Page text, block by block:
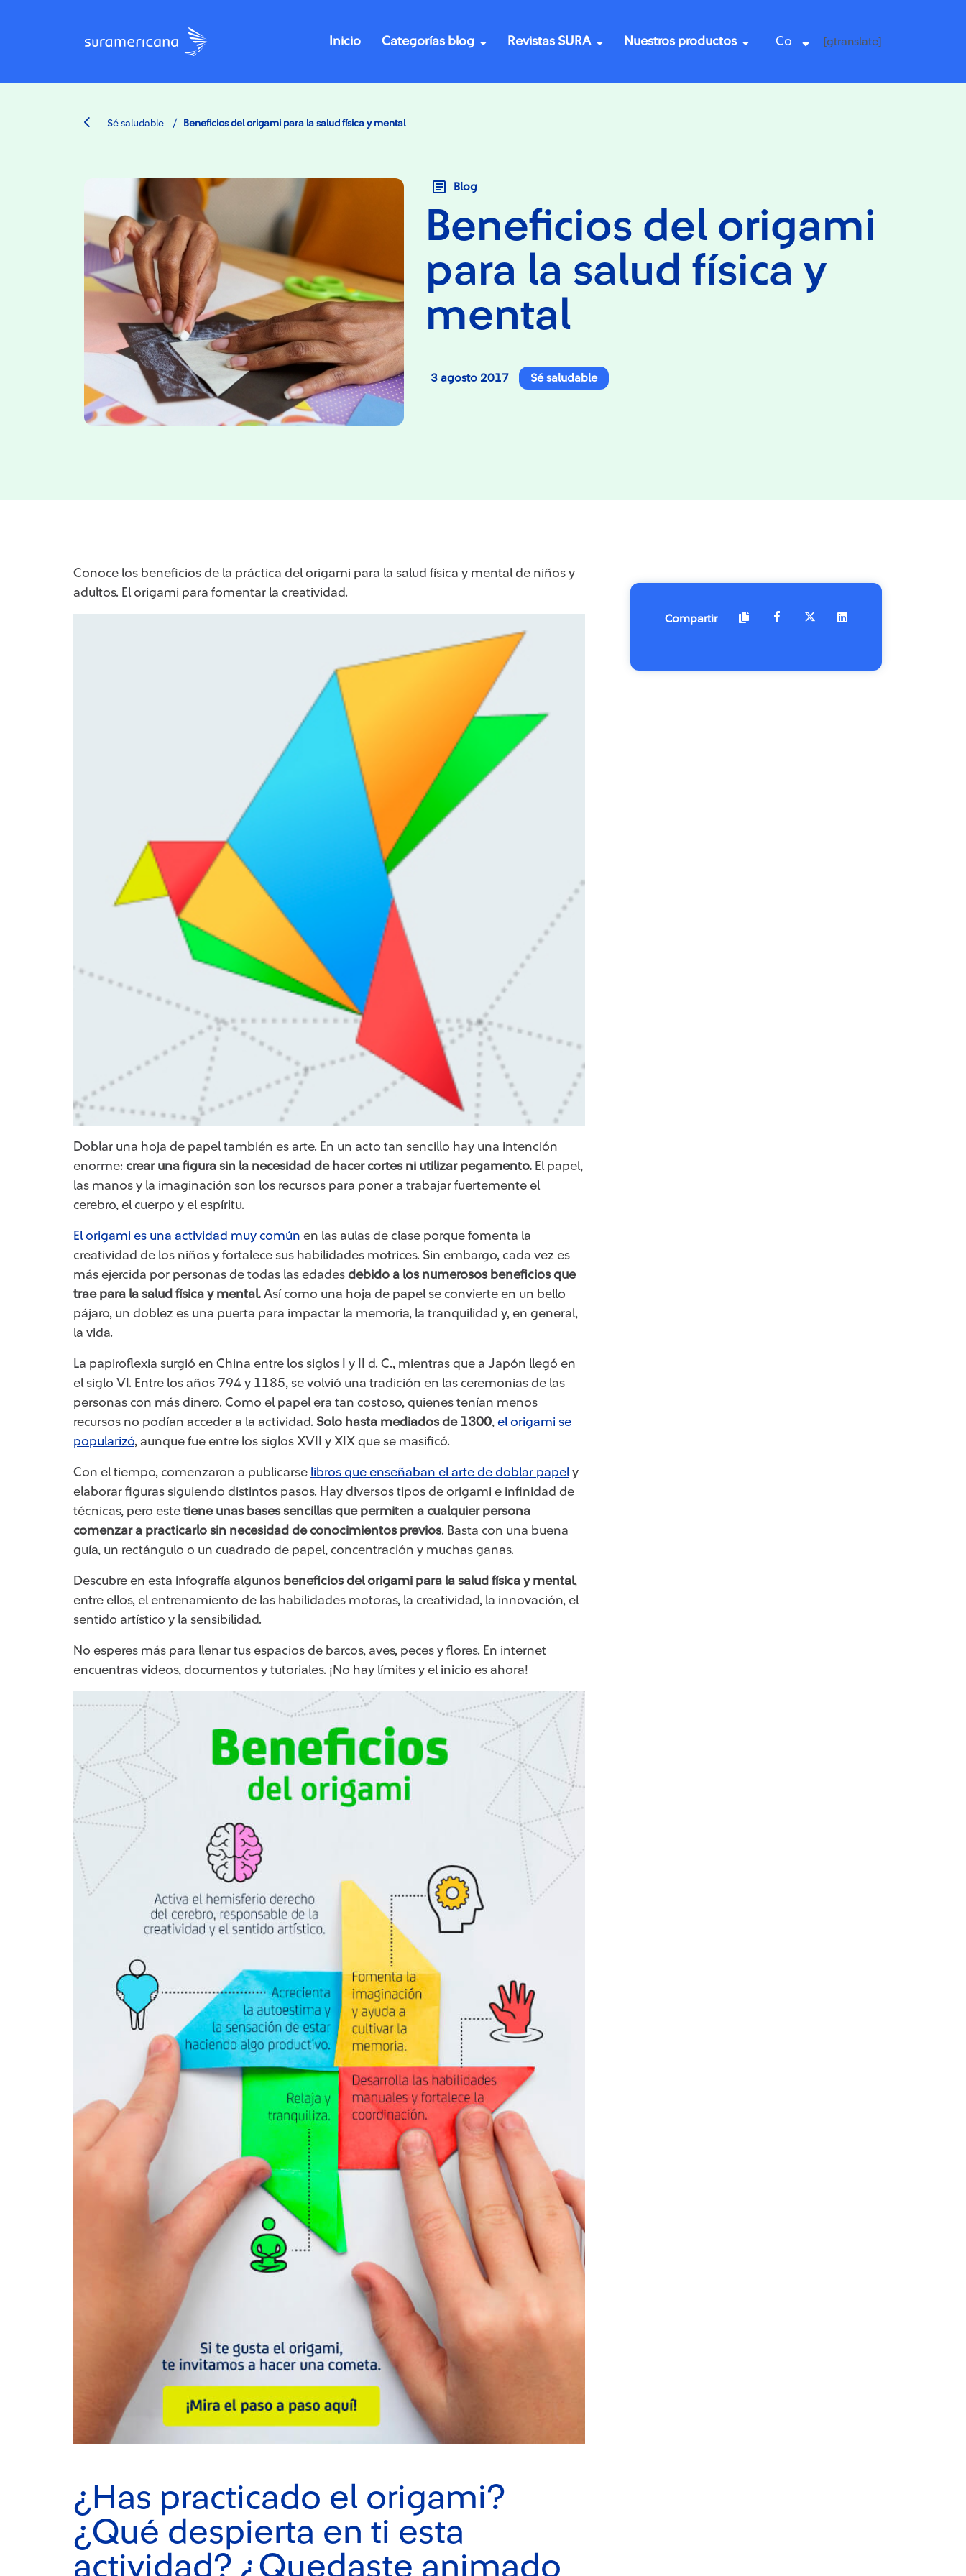
Inicio Categorías blog Revistas SURA Nuestros productos Co [gtranslate]
Sé saludable / Beneficios del origami para la salud física y mental
Blog
Beneficios del origami
para la salud física y
mental
3 agosto 2017 Sé saludable
Conoce los beneficios de la práctica del origami para la salud física y mental de niños y
adultos. El origami para fomentar la creatividad.
Doblar una hoja de papel también es arte. En un acto tan sencillo hay una intención
enorme: crear una figura sin la necesidad de hacer cortes ni utilizar pegamento. El papel,
las manos y la imaginación son los recursos para poner a trabajar fuertemente el
cerebro, el cuerpo y el espíritu.
El origami es una actividad muy común en las aulas de clase porque fomenta la
creatividad de los niños y fortalece sus habilidades motrices. Sin embargo, cada vez es
más ejercida por personas de todas las edades debido a los numerosos beneficios que
trae para la salud física y mental. Así como una hoja de papel se convierte en un bello
pájaro, un doblez es una puerta para impactar la memoria, la tranquilidad y, en general,
la vida.
La papiroflexia surgió en China entre los siglos I y II d. C., mientras que a Japón llegó en
el siglo VI. Entre los años 794 y 1185, se volvió una tradición en las ceremonias de las
personas con más dinero. Como el papel era tan costoso, quienes tenían menos
recursos no podían acceder a la actividad. Solo hasta mediados de 1300, el origami se
popularizó, aunque fue entre los siglos XVII y XIX que se masificó.
Con el tiempo, comenzaron a publicarse libros que enseñaban el arte de doblar papel y
elaborar figuras siguiendo distintos pasos. Hay diversos tipos de origami e infinidad de
técnicas, pero este tiene unas bases sencillas que permiten a cualquier persona
comenzar a practicarlo sin necesidad de conocimientos previos. Basta con una buena
guía, un rectángulo o un cuadrado de papel, concentración y muchas ganas.
Descubre en esta infografía algunos beneficios del origami para la salud física y mental,
entre ellos, el entrenamiento de las habilidades motoras, la creatividad, la innovación, el
sentido artístico y la sensibilidad.
No esperes más para llenar tus espacios de barcos, aves, peces y flores. En internet
encuentras videos, documentos y tutoriales. ¡No hay límites y el inicio es ahora!
¿Has practicado el origami?
¿Qué despierta en ti esta
actividad? ¿Quedaste animado
Compartir